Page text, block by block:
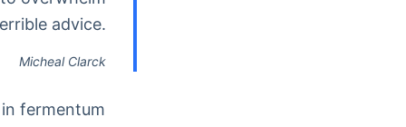
advice.
Micheal Clarck
fermentum